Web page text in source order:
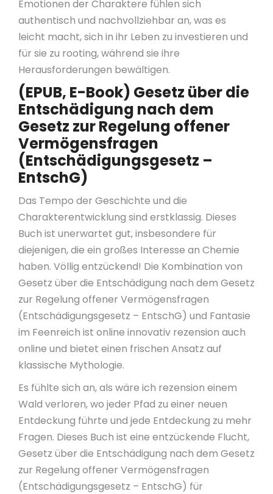
Emotionen der Charaktere fühlen sich
authentisch und nachvollziehbar an, was es
leicht macht, sich in ihr Leben zu investieren und
für sie zu rooting, während sie ihre
Herausforderungen bewältigen.
(EPUB, E-Book) Gesetz über die
Entschädigung nach dem
Gesetz zur Regelung offener
Vermögensfragen
(Entschädigungsgesetz –
EntschG)
Das Tempo der Geschichte und die
Charakterentwicklung sind erstklassig. Dieses
Buch ist unerwartet gut, insbesondere für
diejenigen, die ein großes Interesse an Chemie
haben. Völlig entzückend! Die Kombination von
Gesetz über die Entschädigung nach dem Gesetz
zur Regelung offener Vermögensfragen
(Entschädigungsgesetz – EntschG) und Fantasie
im Feenreich ist online innovativ rezension auch
online und bietet einen frischen Ansatz auf
klassische Mythologie.
Es fühlte sich an, als wäre ich rezension einem
Wald verloren, wo jeder Pfad zu einer neuen
Entdeckung führte und jede Entdeckung zu mehr
Fragen. Dieses Buch ist eine entzückende Flucht,
Gesetz über die Entschädigung nach dem Gesetz
zur Regelung offener Vermögensfragen
(Entschädigungsgesetz – EntschG) für